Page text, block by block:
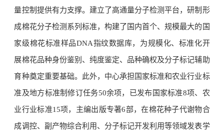
量控制提供有力支撑。建立了高通量分子检测平台，研制形
成棉花分子检测系列标准，构建了国内首个、规模最大的国
家级棉花标准样品DNA指纹数据库，为规模化、标准化开
展棉花品种身份鉴别、纯度鉴定、品种确权及分子标记辅助
育种奠定重要基础。此外，中心承担国家标准和农业行业标
准及地方标准制修订任务50余项，已发布国家标准8项、农
业行业标准15项，主编出版专著6部，在棉花种子代谢物合
成调控、副产物综合利用、分子标记开发利用等领域发表学